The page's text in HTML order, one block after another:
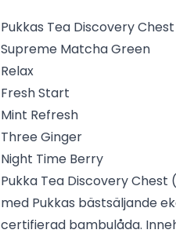
Pukkas Tea Discovery
Supreme Matcha Green
Relax
Fresh Start
Mint Refresh
Three Ginger
Night Time Berry
Pukka Tea Discovery
med Pukkas bästsäljande
certifierad bambulåda.